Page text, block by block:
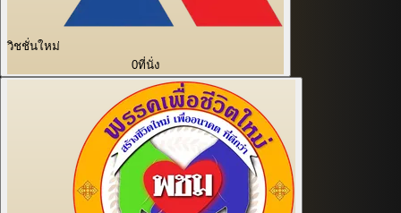
วิชชั่นใหม่
0ที่นั่ง